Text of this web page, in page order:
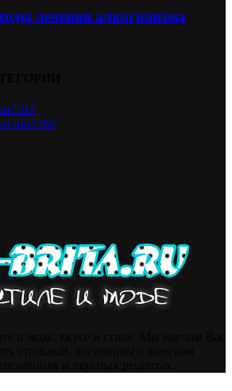
лечения алкоголизма
7514
2382